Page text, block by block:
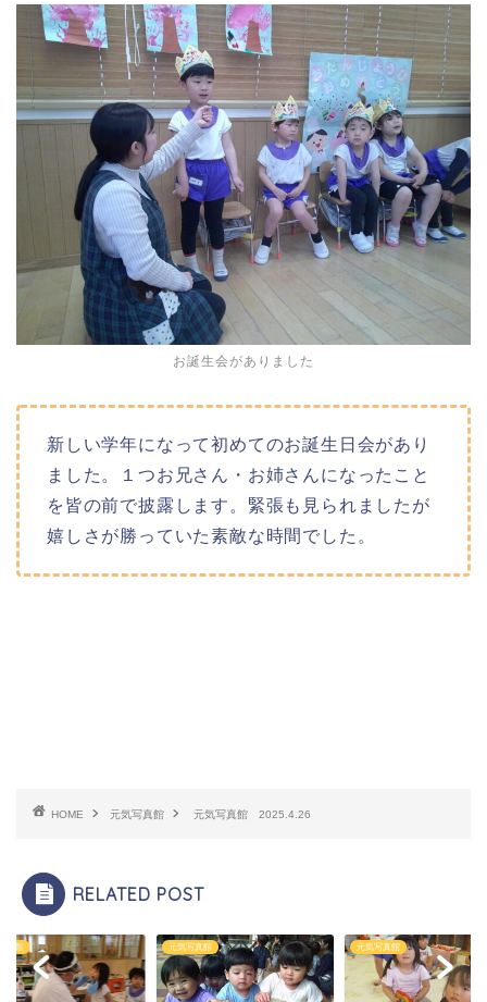
お誕生会がありました
新しい学年になって初めてのお誕生日会があり
ました。１つお兄さん・お姉さんになったこと
を皆の前で披露します。緊張も見られましたが
嬉しさが勝っていた素敵な時間でした。
HOME 元気写真館 元気写真館 2025.4.26
RELATED POST
真館 元気写真館 元気写真館